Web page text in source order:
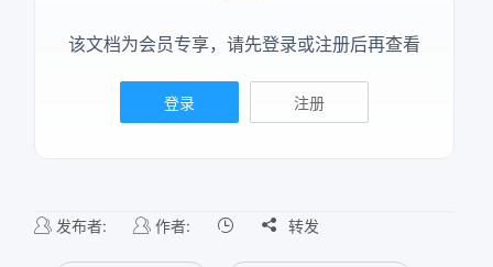
该文档为会员专享，请先登录或注册后再查看
登录 注册
发布者: 作者:  转发